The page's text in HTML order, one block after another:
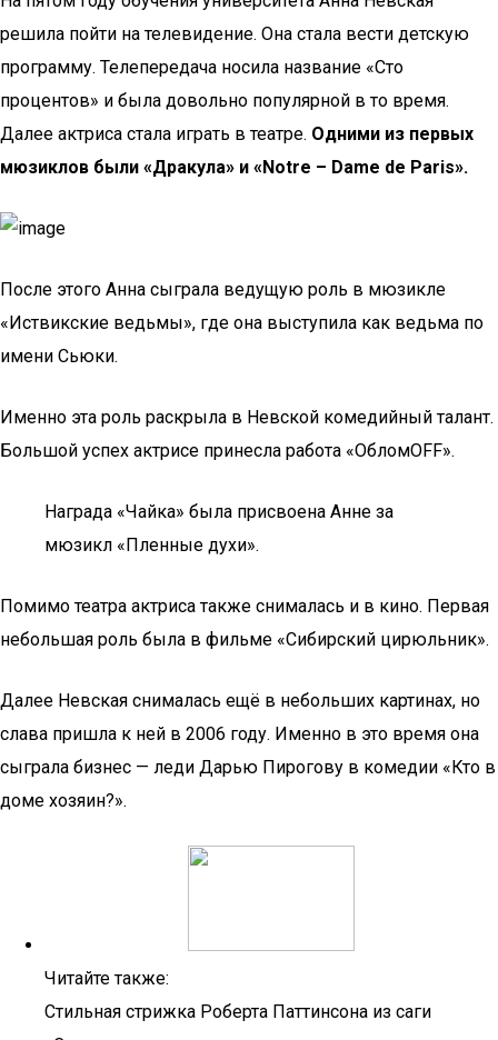
решила пойти на телевидение. Она стала вести детскую
программу. Телепередача носила название «Сто
процентов» и была довольно популярной в то время.
Далее актриса стала играть в театре. Одними из первых
мюзиклов были «Дракула» и «Notre – Dame de Paris».
После этого Анна сыграла ведущую роль в мюзикле
«Иствикские ведьмы», где она выступила как ведьма по
имени Сьюки.
Именно эта роль раскрыла в Невской комедийный талант.
Большой успех актрисе принесла работа «ОбломOFF».
Награда «Чайка» была присвоена Анне за
мюзикл «Пленные духи».
Помимо театра актриса также снималась и в кино. Первая
небольшая роль была в фильме «Сибирский цирюльник».
Далее Невская снималась ещё в небольших картинах, но
слава пришла к ней в 2006 году. Именно в это время она
сыграла бизнес — леди Дарью Пирогову в комедии «Кто в
доме хозяин?».
Читайте также:
Стильная стрижка Роберта Паттинсона из саги